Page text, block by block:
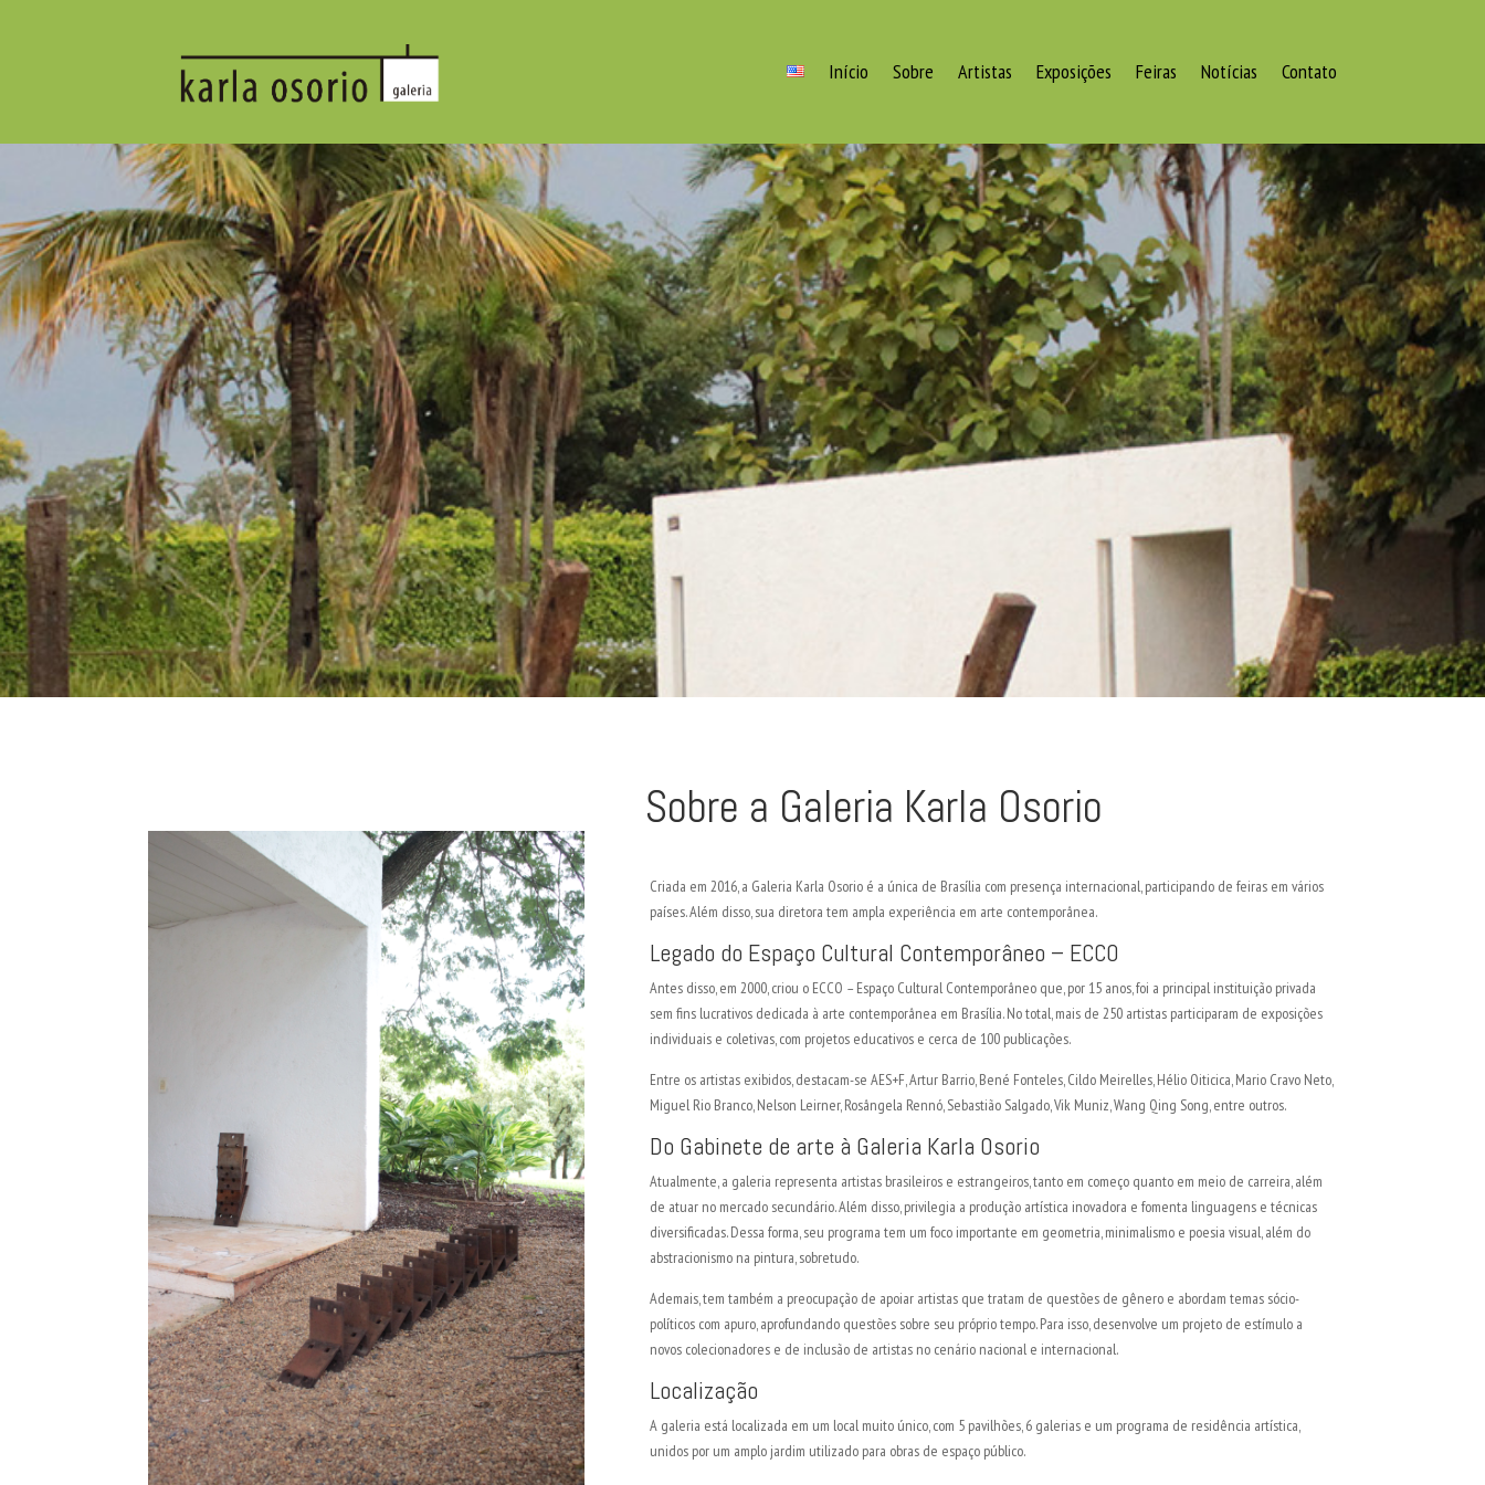
Início Sobre Artistas Exposições Feiras Notícias Contato
Sobre a Galeria Karla Osorio
Criada em 2016, a Galeria Karla Osorio é a única de Brasília com presença internacional, participando de feiras em vários
países. Além disso, sua diretora tem ampla experiência em arte contemporânea.
Legado do Espaço Cultural Contemporâneo – ECCO
Antes disso, em 2000, criou o ECCO – Espaço Cultural Contemporâneo que, por 15 anos, foi a principal instituição privada
sem fins lucrativos dedicada à arte contemporânea em Brasília. No total, mais de 250 artistas participaram de exposições
individuais e coletivas, com projetos educativos e cerca de 100 publicações.
Entre os artistas exibidos, destacam-se AES+F, Artur Barrio, Bené Fonteles, Cildo Meirelles, Hélio Oiticica, Mario Cravo Neto,
Miguel Rio Branco, Nelson Leirner, Rosângela Rennó, Sebastião Salgado, Vik Muniz, Wang Qing Song, entre outros.
Do Gabinete de arte à Galeria Karla Osorio
Atualmente, a galeria representa artistas brasileiros e estrangeiros, tanto em começo quanto em meio de carreira, além
de atuar no mercado secundário. Além disso, privilegia a produção artística inovadora e fomenta linguagens e técnicas
diversificadas. Dessa forma, seu programa tem um foco importante em geometria, minimalismo e poesia visual, além do
abstracionismo na pintura, sobretudo.
Ademais, tem também a preocupação de apoiar artistas que tratam de questões de gênero e abordam temas sócio-
políticos com apuro, aprofundando questões sobre seu próprio tempo. Para isso, desenvolve um projeto de estímulo a
novos colecionadores e de inclusão de artistas no cenário nacional e internacional.
Localização
A galeria está localizada em um local muito único, com 5 pavilhões, 6 galerias e um programa de residência artística,
unidos por um amplo jardim utilizado para obras de espaço público.